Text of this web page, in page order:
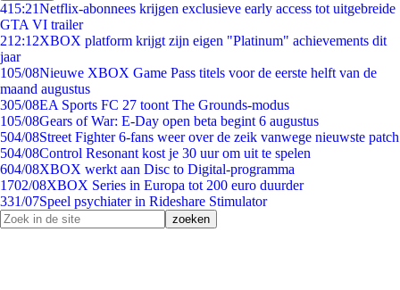
415:21Netflix-abonnees krijgen exclusieve early access tot uitgebreide
GTA VI trailer
212:12XBOX platform krijgt zijn eigen "Platinum" achievements dit
jaar
105/08Nieuwe XBOX Game Pass titels voor de eerste helft van de
maand augustus
305/08EA Sports FC 27 toont The Grounds-modus
105/08Gears of War: E-Day open beta begint 6 augustus
504/08Street Fighter 6-fans weer over de zeik vanwege nieuwste patch
504/08Control Resonant kost je 30 uur om uit te spelen
604/08XBOX werkt aan Disc to Digital-programma
1702/08XBOX Series in Europa tot 200 euro duurder
331/07Speel psychiater in Rideshare Stimulator